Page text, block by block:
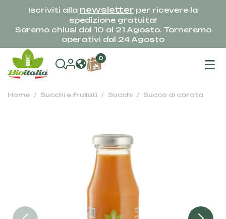
Iscriviti alla newsletter per ricevere la
spedizione gratuita!
Saremo chiusi dal 10 al 21 Agosto. Torneremo
operativi dal 24 Agosto
0
Home Succhi e frullati Succhi Succo di carota